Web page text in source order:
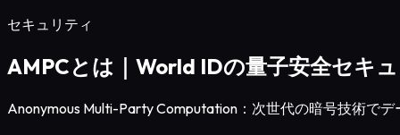
セキュリティ
AMPCとは｜World IDの量子安全セキ
Anonymous Multi-Party Computation：次世代の暗号技術でデ